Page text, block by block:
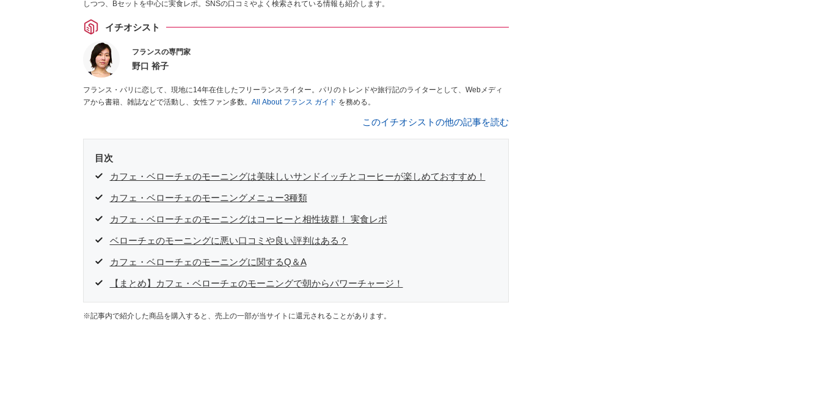
しつつ、Bセットを中心に実食レポ。SNSの口コミやよく検索されている情報も紹介します。
イチオシスト
フランスの専門家
野口 裕子
フランス・パリに恋して、現地に14年在住したフリーランスライター。パリのトレンドや旅行記のライターとして、Webメディ
アから書籍、雑誌などで活動し、女性ファン多数。 All About フランス ガイド を務める。
このイチオシストの他の記事を読む
目次
カフェ・ベローチェのモーニングは美味しいサンドイッチとコーヒーが楽しめておすすめ！
カフェ・ベローチェのモーニングメニュー3種類
カフェ・ベローチェのモーニングはコーヒーと相性抜群！ 実食レポ
ベローチェのモーニングに悪い口コミや良い評判はある？
カフェ・ベローチェのモーニングに関するQ＆A
【まとめ】カフェ・ベローチェのモーニングで朝からパワーチャージ！
※記事内で紹介した商品を購入すると、売上の一部が当サイトに還元されることがあります。